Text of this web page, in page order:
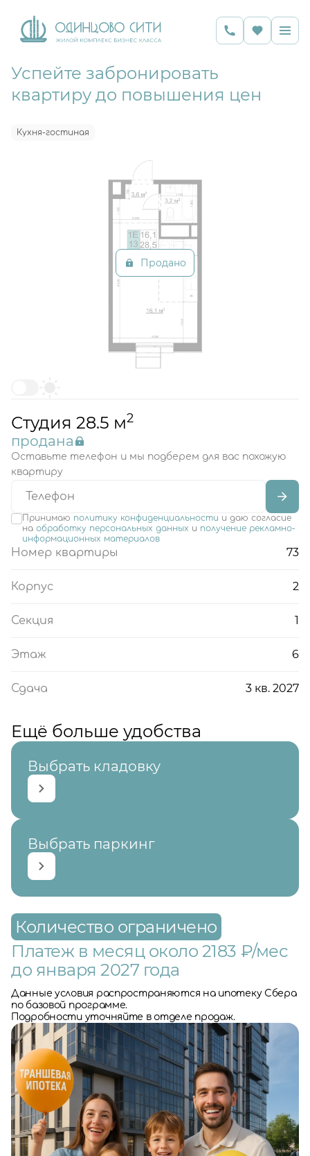
Успейте забронировать
квартиру до повышения цен
Студия28.5 м2
Ипотекаот 15 734 руб.
Кухня-гостиная
Продано
Студия 28.5 м2
продана
Оставьте телефон и мы подберем для вас похожую
квартиру
Принимаю политику конфиденциальности и даю согласие
на обработку персональных данных и получение рекламно-
информационных материалов
Номер квартиры 73
Корпус 2
Секция 1
Этаж 6
Сдача 3 кв. 2027
Ещё больше удобства
Выбрать кладовку
Выбрать паркинг
Количество ограничено
Платеж в месяц около 2183 ₽/мес
до января 2027 года
Данные условия распространяются на ипотеку Сбера
по базовой программе.
Подробности уточняйте в отделе продаж.